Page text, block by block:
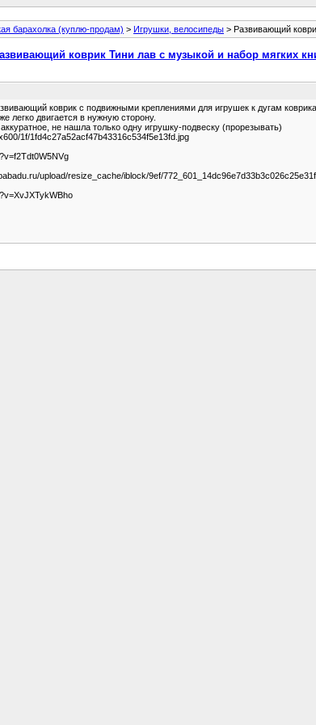
барахолка (куплю-продам) > Игрушки, велосипеды > Развивающий
коврик Тини лав с музыкой и набор мягких
коврик с подвижными креплениями для игрушек к дугам
легко двигается в нужную сторону.
не нашла только одну игрушку-подвеску (прорезывать)
1f/1fd4c27a52acf47b43316c534f5e13fd.jpg
upload/resize_cache/iblock/9ef/